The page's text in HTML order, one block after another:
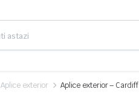
Aplice exterior Aplice exterior – Cardiff